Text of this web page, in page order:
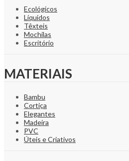
Ecológicos
Líquidos
Têxteis
Mochilas
Escritório
MATERIAIS
Bambu
Cortiça
Elegantes
Madeira
PVC
Úteis e Criativos